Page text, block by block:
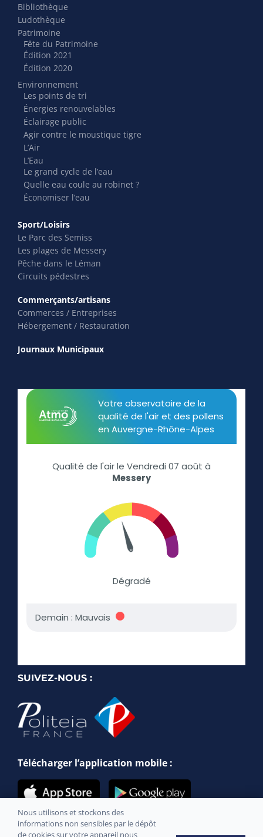
Bibliothèque
Ludothèque
Patrimoine
Fête du Patrimoine
Édition 2021
Édition 2020
Environnement
Les points de tri
Énergies renouvelables
Éclairage public
Agir contre le moustique tigre
L’Air
L’Eau
Le grand cycle de l’eau
Quelle eau coule au robinet ?
Économiser l’eau
Sport/Loisirs
Le Parc des Semiss
Les plages de Messery
Pêche dans le Léman
Circuits pédestres
Commerçants/artisans
Commerces / Entreprises
Hébergement / Restauration
Journaux Municipaux
SUIVEZ-NOUS :
Télécharger l’application mobile :
Nous utilisons et stockons des
informations non sensibles par le dépôt
de cookies sur votre appareil nous